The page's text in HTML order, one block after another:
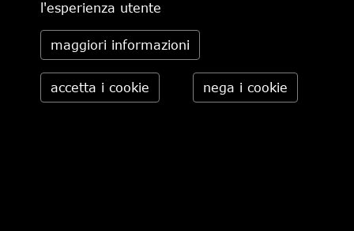
IL NEGOZIO
MODALITÀ DI PAGAMENTO
CONDIZIONI DI VENDITA
l'esperienza utente
maggiori informazioni